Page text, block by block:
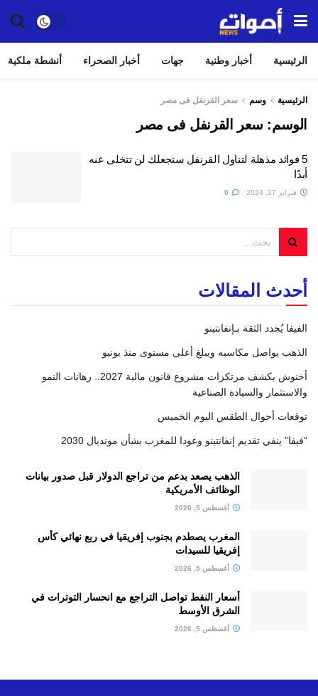
الرئيسية أخبار وطنية جهات أخبار الصحراء أنشطة ملكية
الرئيسية وسم سعر القرنفل فى مصر
الوسم: سعر القرنفل فى مصر
5 فوائد مذهلة لتناول القرنفل ستجعلك لن تتخلى عنه
أبدًا
فبراير 27, 2024
أحدث المقالات
الفيفا يُجدد الثقة بـإنفانتينو
الذهب يواصل مكاسبه ويبلغ أعلى مستوى منذ يونيو
أخنوش يكشف مرتكزات مشروع قانون مالية 2027.. رهانات النمو
والاستثمار والسيادة الصناعية
توقعات أحوال الطقس اليوم الخميس
“فيفا” ينفي تقديم إنفانتينو وعودا للمغرب بشأن مونديال 2030
الذهب يصعد بدعم من تراجع الدولار قبل صدور بيانات
الوظائف الأمريكية
أغسطس 5, 2026
المغرب يصطدم بجنوب إفريقيا في ربع نهائي كأس
إفريقيا للسيدات
أغسطس 5, 2026
أسعار النفط تواصل التراجع مع انحسار التوترات في
الشرق الأوسط
أغسطس 5, 2026